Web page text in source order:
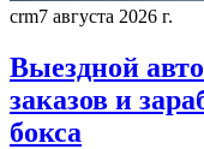
crm7 августа 2026 г.
Выездной
заказов и
бокса